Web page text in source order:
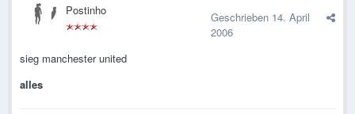
Postinho Geschrieben 14. April
2006
sieg manchester united
alles